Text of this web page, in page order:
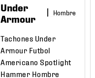
Under
Armour
Hombre
Tachones Under
Armour Futbol
Americano Spotlight
Hammer Hombre